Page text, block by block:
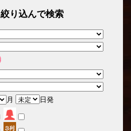
り込んで検索
月 日発